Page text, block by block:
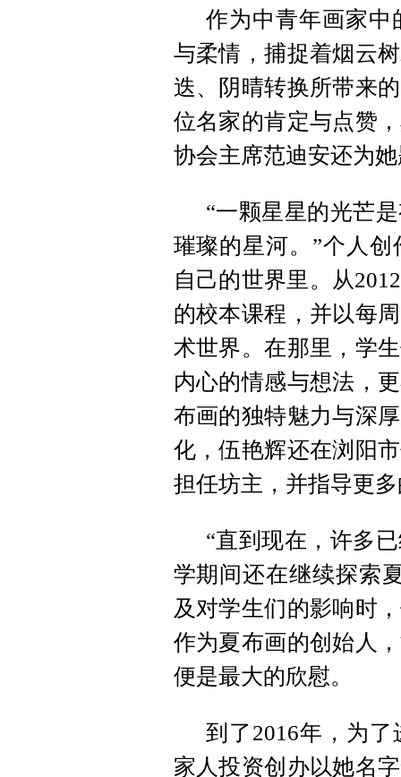
作为中青年画家中
与柔情，捕捉着烟云
迭、阴晴转换所带来
位名家的肯定与点赞
协会主席范迪安还为
“一颗星星的光芒
璀璨的星河。”个人
自己的世界里。从
的校本课程，并以每
术世界。在那里，学
内心的情感与想法，
布画的独特魅力与深
化，伍艳辉还在浏阳
担任坊主，并指导更
“直到现在，许多
学期间还在继续探索
及对学生们的影响时
作为夏布画的创始人
便是最大的欣慰。
到了2016年，为
家人投资创办以她名